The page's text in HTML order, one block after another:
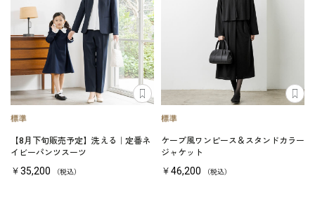
【8月下旬販売予定】洗える｜定番ネ
イビーパンツスーツ
￥35,200 （税込）
ケープ風ワンピース＆スタンドカラー
ジャケット
￥46,200 （税込）